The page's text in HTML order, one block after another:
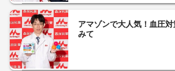
アマゾンで大人気！血圧
みて